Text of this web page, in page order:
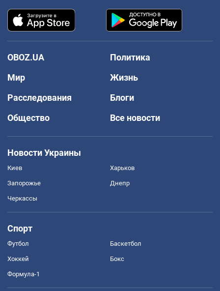
OBOZ.UA
Политика
Мир
Жизнь
Расследования
Блоги
Общество
Все новости
Новости Украины
Киев Харьков
Запорожье Днепр
Черкассы
Спорт
Футбол Баскетбол
Хоккей Бокс
Формула-1